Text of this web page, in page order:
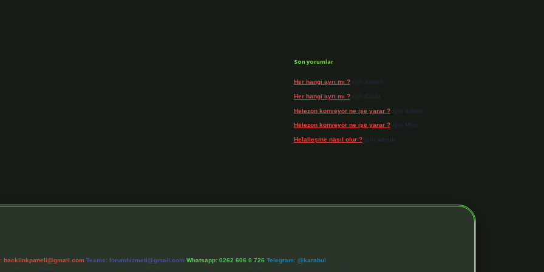
Son yorumlar
Her hangi ayrı mı ?için admin
Her hangi ayrı mı ?için Cihat
Helezon konveyör ne işe yarar ?için admin
Helezon konveyör ne işe yarar ?için Mine
Helalleşme nasıl olur ?için admin
backlinkpaneli@gmail.com Teams: forumhizmeti@gmail.com Whatsapp: 0262 606 0 726 Telegram: @karabul